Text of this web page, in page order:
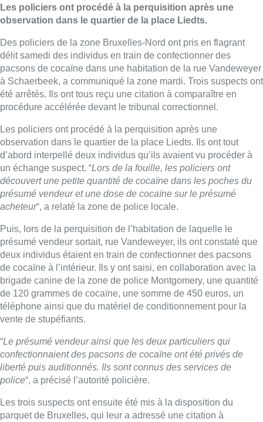
Les policiers ont procédé à la perquisition après une
observation dans le quartier de la place Liedts.
Des policiers de la zone Bruxelles-Nord ont pris en flagrant
délit samedi des individus en train de confectionner des
pacsons de cocaïne dans une habitation de la rue Vandeweyer
à Schaerbeek, a communiqué la zone mardi. Trois suspects ont
été arrêtés. Ils ont tous reçu une citation à comparaître en
procédure accélérée devant le tribunal correctionnel.
Les policiers ont procédé à la perquisition après une
observation dans le quartier de la place Liedts. Ils ont tout
d’abord interpellé deux individus qu’ils avaient vu procéder à
un échange suspect. “Lors de la fouille, les policiers ont
découvert une petite quantité de cocaïne dans les poches du
présumé vendeur et une dose de cocaïne sur le présumé
acheteur“, a relaté la zone de police locale.
Puis, lors de la perquisition de l’habitation de laquelle le
présumé vendeur sortait, rue Vandeweyer, ils ont constaté que
deux individus étaient en train de confectionner des pacsons
de cocaïne à l’intérieur. Ils y ont saisi, en collaboration avec la
brigade canine de la zone de police Montgomery, une quantité
de 120 grammes de cocaïne, une somme de 450 euros, un
téléphone ainsi que du matériel de conditionnement pour la
vente de stupéfiants.
“Le présumé vendeur ainsi que les deux particuliers qui
confectionnaient des pacsons de cocaïne ont été privés de
liberté puis auditionnés. Ils sont connus des services de
police“, a précisé l’autorité policière.
Les trois suspects ont ensuite été mis à la disposition du
parquet de Bruxelles, qui leur a adressé une citation à